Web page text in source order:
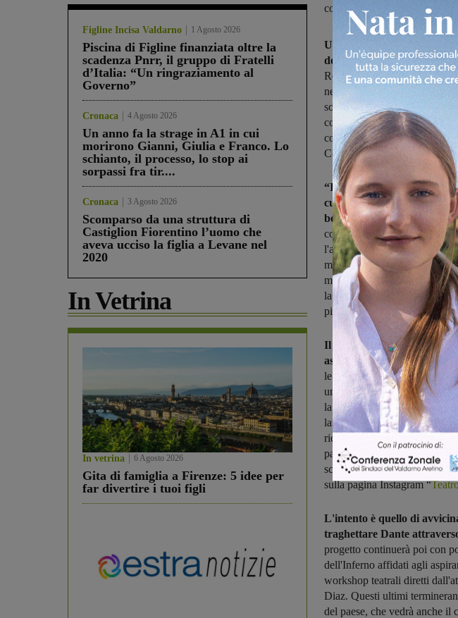
Figline Incisa Valdarno 1 Agosto 2026
Piscina di Figline finanziata oltre la
scadenza Pnrr, il gruppo di Fratelli
d’Italia: “Un ringraziamento al
Governo”
Cronaca 4 Agosto 2026
Un anno fa la strage in A1 in cui
morirono Gianni, Giulia e Franco. Lo
schianto, il processo, lo stop ai
sorpassi fra tir....
Cronaca 3 Agosto 2026
Scomparso da una struttura di
Castiglion Fiorentino l’uomo che
aveva ucciso la figlia a Levane nel
2020
In Vetrina
In vetrina 6 Agosto 2026
Gita di famiglia a Firenze: 5 idee per
far divertire i tuoi figli
contest per la gestione della
Un omaggio a Dante in
della sua morte. Il Teatro
Reggello, celebrano il
nella selva oscura” con il
sostegno della Banca di
corso del 2021 saranno
comunità locale per riscoprire
Commedia, opera che
“In occasione del Dantedì –
cultura Adele Bartolini – è
bellissimo progettoche sta
con il Teatro Excelsior.
l'arte e la cultura in Italia,
mancare occasioni per
morte. Questo progetto si
la scuola e le realtà culturali
pieno sostegno".
Il progetto è iniziato con
assonanze tra l’Inferno
le risposte pervenute che
una creazione teatrale che
la Compagnia dell’Orsa e le
lanciato un social contest
ricerca di tre ragazzi che si
pagina Instagram del
scadrà il 31 marzo, le
sulla pagina Instagram “
L'intento è quello di
traghettare Dante
progetto continuerà poi con
dell'Inferno affidati agli
workshop teatrali diretti
Diaz. Questi ultimi
del paese, che vedrà anche il